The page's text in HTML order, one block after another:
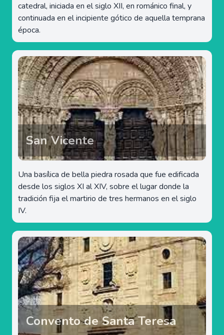
catedral, iniciada en el siglo XII, en románico final, y
continuada en el incipiente gótico de aquella temprana
época.
San Vicente
Una basílica de bella piedra rosada que fue edificada
desde los siglos XI al XIV, sobre el lugar donde la
tradición fija el martirio de tres hermanos en el siglo
IV.
Convento de Santa Teresa